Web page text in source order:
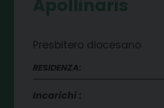
Presbitero diocesano
RESIDENZA:
Incarichi